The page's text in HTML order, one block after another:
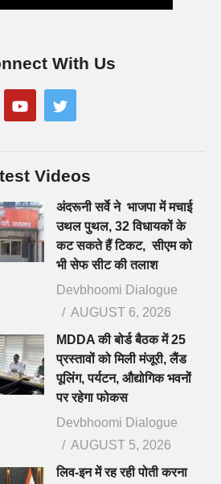
With Us
Videos
अंदरूनी सर्वे ने भाजपा में मचाई
उथल पुथल, 32 विधायकों के
कट सकते हैं टिकट, सीएम को
भी सेफ सीट की तलाश
Devbhoomi Dialogue
AUGUST 6, 2026
MDDA की बोर्ड बैठक में 25
प्रस्तावों को मिली मंजूरी, लैंड
पूलिंग, पर्यटन, औद्योगिक भवनों
पर रहेगा फोकस
Devbhoomi Dialogue
AUGUST 5, 2026
लिव-इन में रह रही पोती करना